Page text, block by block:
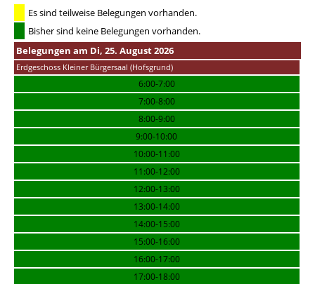
Es sind teilweise Belegungen vorhanden.
Bisher sind keine Belegungen vorhanden.
Belegungen am Di, 25. August 2026
Erdgeschoss Kleiner Bürgersaal (Hofsgrund)
6:00-7:00
7:00-8:00
8:00-9:00
9:00-10:00
10:00-11:00
11:00-12:00
12:00-13:00
13:00-14:00
14:00-15:00
15:00-16:00
16:00-17:00
17:00-18:00